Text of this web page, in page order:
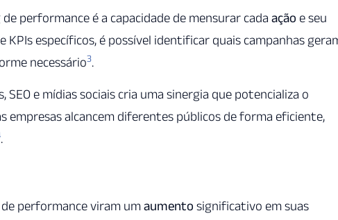
performance é a capacidade de mensurar cada ação e seu
KPIs específicos, é possível identificar quais campanhas
necessário3.
SEO e mídias sociais cria uma sinergia que potencializa o
empresas alcancem diferentes públicos de forma eficiente,
.
performance viram umaumento significativo em suas